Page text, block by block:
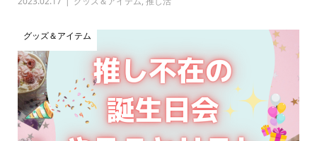
グッズ＆アイテム